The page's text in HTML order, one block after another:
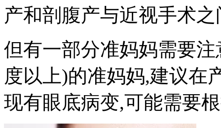
产和剖腹产与近视手术
但有一部分准妈妈需要
度以上)的准妈妈,建议在
现有眼底病变,可能需要